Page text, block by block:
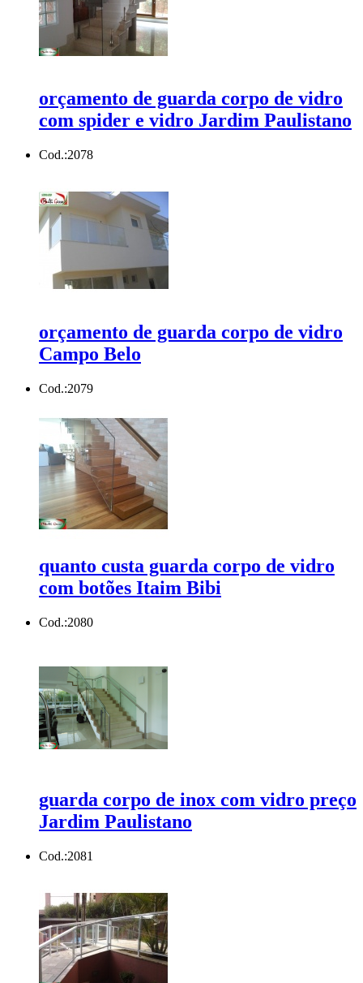
orçamento de guarda corpo de vidro
com spider e vidro Jardim Paulistano
Cod.:2078
orçamento de guarda corpo de vidro
Campo Belo
Cod.:2079
quanto custa guarda corpo de vidro
com botões Itaim Bibi
Cod.:2080
guarda corpo de inox com vidro preço
Jardim Paulistano
Cod.:2081